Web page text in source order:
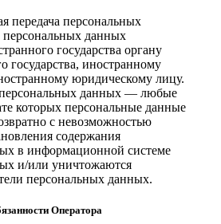
передача персональных
данных
государства органу
государства, иностранному
юридическому лицу.
данных — любые
которых персональные данные
с невозможностью
содержания
в информационной системе
и/или уничтожаются
персональных данных.
Оператора